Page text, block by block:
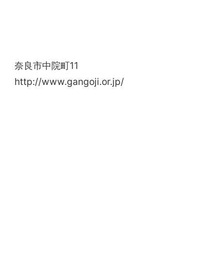
奈良市中院町11
http://www.gangoji.or.jp/